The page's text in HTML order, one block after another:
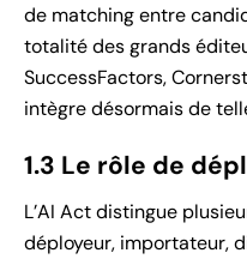
de matching entre
totalité des grands
SuccessFactors,
intègre désormais de
1.3 Le rôle de
L’AI Act distingue
déployeur, importateur,